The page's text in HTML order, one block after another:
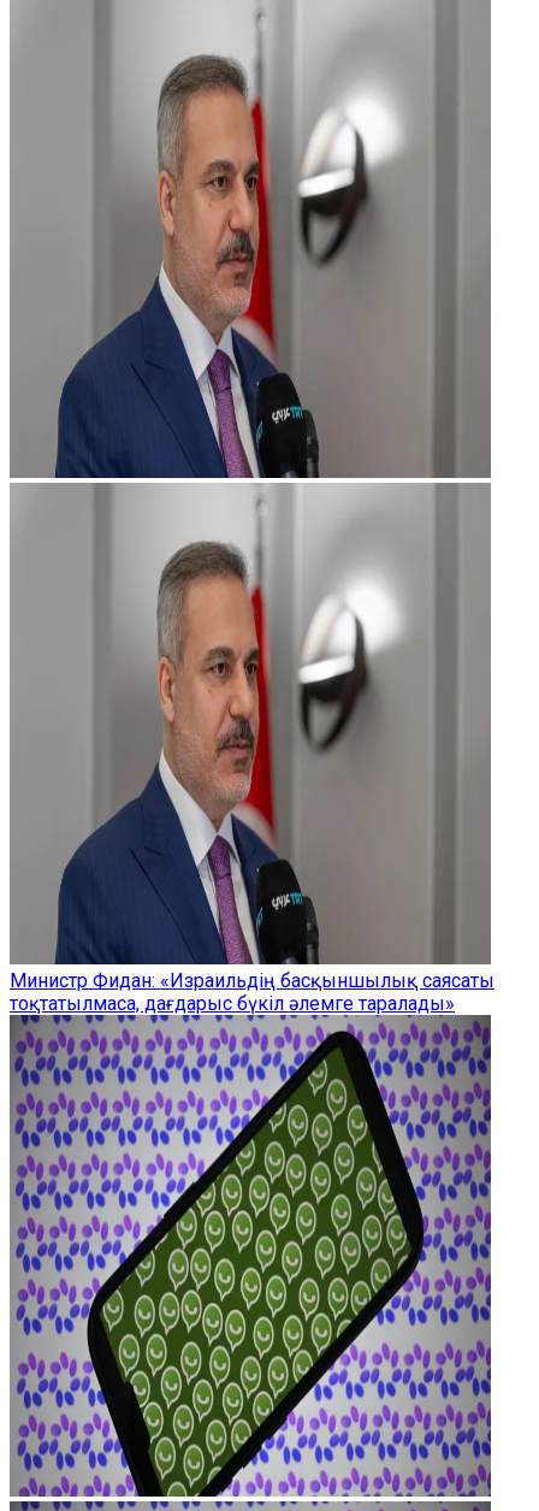
Министр Фидан: «Израильдің басқыншылық саясаты
тоқтатылмаса, дағдарыс бүкіл әлемге таралады»